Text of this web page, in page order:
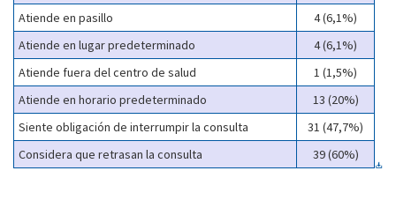
Atiende en pasillo
4 (6,1%)
Atiende en lugar predeterminado
4 (6,1%)
Atiende fuera del centro de salud
1 (1,5%)
Atiende en horario predeterminado
13 (20%)
Siente obligación de interrumpir la consulta
31 (47,7%)
Considera que retrasan la consulta
39 (60%)